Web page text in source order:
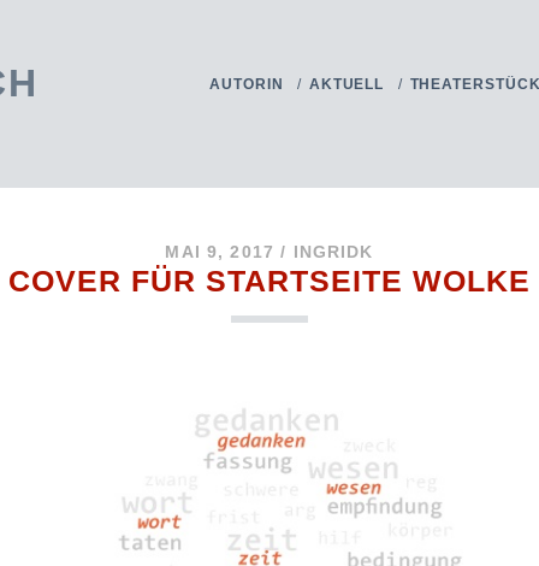
AUTORIN AKTUELL
MAI 9, 2017 / INGRIDK
COVER FÜR STARTSEITE WOLKE